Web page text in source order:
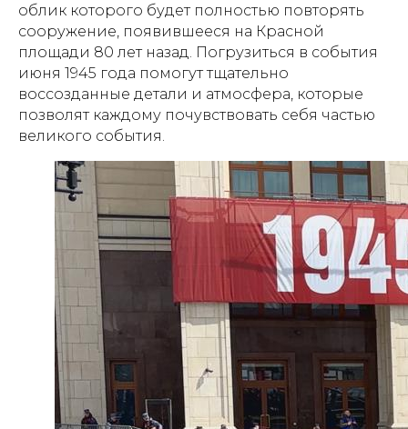
облик которого будет полностью повторять
сооружение, появившееся на Красной
площади 80 лет назад. Погрузиться в события
июня 1945 года помогут тщательно
воссозданные детали и атмосфера, которые
позволят каждому почувствовать себя частью
великого события.